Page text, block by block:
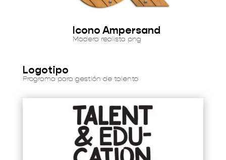
Icono Ampersand
Madera realista png
Logotipo
Programa para gestión de talento